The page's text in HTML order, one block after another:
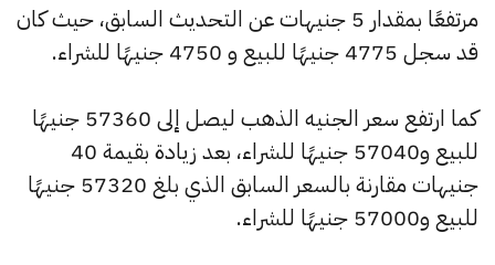
مرتفعًا بمقدار 5 جنيهات عن التحديث السابق، حيث كان
قد سجل 4775 جنيهًا للبيع و 4750 جنيهًا للشراء.
كما ارتفع سعر الجنيه الذهب ليصل إلى 57360 جنيهًا
للبيع و57040 جنيهًا للشراء، بعد زيادة بقيمة 40
جنيهات مقارنة بالسعر السابق الذي بلغ 57320 جنيهًا
للبيع و57000 جنيهًا للشراء.